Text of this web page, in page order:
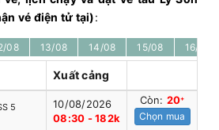
vé điện tử tại):
08 13/08 14/08 15/08 16/08
Xuất cảng
5
10/08/2026
08:30 - 182k
Còn: 20+
Chọn mua